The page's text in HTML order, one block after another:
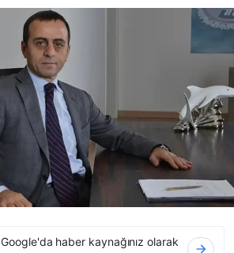
Google'da haber kaynağınız olarak